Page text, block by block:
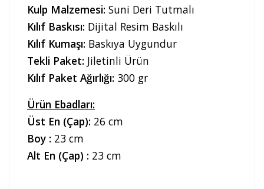
Kulp Malzemesi: Suni Deri Tutmalı
Kılıf Baskısı: Dijital Resim Baskılı
Kılıf Kumaşı: Baskıya Uygundur
Tekli Paket: Jiletinli Ürün
Kılıf Paket Ağırlığı: 300 gr
Ürün Ebadları:
Üst En (Çap): 26 cm
Boy : 23 cm
Alt En (Çap) : 23 cm